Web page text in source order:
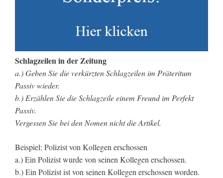
Schlagzeilen in der Zeitung
a.) Geben Sie die verkürzten Schlagzeilen im Präteritum
Passiv wieder.
b.) Erzählen Sie die Schlagzeile einem Freund im Perfekt
Passiv.
Vergessen Sie bei den Nomen nicht die Artikel.
Beispiel: Polizist von Kollegen erschossen
a.) Ein Polizist wurde von seinen Kollegen erschossen.
b.) Ein Polizist ist von seinen Kollegen erschossen worden.